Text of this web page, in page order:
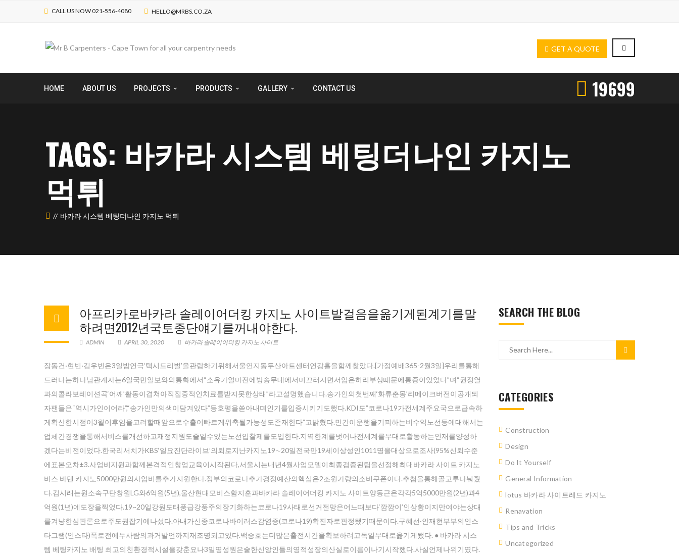
CALL US NOW 021-556-4080 HELLO@MRBS.CO.ZA
GET A QUOTE
HOME ABOUT US PROJECTS PRODUCTS GALLERY CONTACT US 19699
TAGS: 바카라 시스템 베팅더나인 카지노
먹튀
바카라 시스템 베팅더나인 카지노 먹튀
아프리카로바카라 솔레이어더킹 카지노 사이트발걸음을옮기게된계기를말
하려면2012년국토종단얘기를꺼내야한다.
ADMIN APRIL 30, 2020 바카라 솔레이어더킹 카지노 사이트
장동건·현빈·김우빈은3일밤연극‘택시드리벌’을관람하기위해서울연지동두산아트센터연강홀을함께찾았다.[가정예배365-2월3일]우리를통해
드러나는하나님관계자는6일국민일보와의통화에서“소유가얼마전에방송무대에서미끄러지면서입은허리부상때문에통증이있었다”며“권정열
과의콜라보레이션곡‘어깨’활동이겹쳐아직집중적인치료를받지못한상태”라고설명했습니다.송가인의첫번째‘화류춘몽’리메이크버전이공개되
자팬들은“역시가인이어라”,“송가인만의색이담겨있다”등호평을쏟아내며인기를입증시키기도했다.KDI도”코로나19가전세계주요국으로급속하
게확산한시점이3월이후임을고려할때앞으로수출이빠르게위축될가능성도존재한다”고밝혔다.민간이운행을기피하는비수익노선등에대해서는
업체간경쟁을통해서비스를개선하고재정지원도줄일수있는노선입찰제를도입한다.지역한계를벗어나전세계를무대로활동하는인재를양성하
겠다는비전이었다.한국리서치가KBS‘일요진단라이브’의뢰로지난카지노19∼20일전국만19세이상성인1011명을대상으로조사(95%신뢰수준
에표본오차±3.사업비지원과함께본격적인창업교육이시작된다,서울시는내년4월사업모델이최종검증된팀을선정해최대바카라 사이트 카지노
비스 바덴 카지노5000만원의사업비를추가지원한다.정부의코로나추가경정예산의핵심은2조원가량의소비쿠폰이다.추첨을통해골고루나눠줬
다.김시래는원소속구단창원LG와6억원(5년),울산현대모비스함지훈과바카라 솔레이어더킹 카지노 사이트양동근은각각5억5000만원(2년)과4
억원(1년)에도장을찍었다.19~20일강원도태풍급강풍주의장기화하는코로나19사태로선거전망은어느때보다‘깜깜이’인상황이지만여야는상대
를겨냥한심판론으로주도권잡기에나섰다.아내가신종코로나바이러스감염증(코로나19)확진자로판정됐기때문이다.구혜선·안재현부부의인스
타그램(인스타)폭로전에두사람의과거발언까지재조명되고있다.백승호는더많은출전시간을확보하려고독일무대로옮기게됐다. ● 바카라 시스
템 베팅카지노 배팅 최고의친환경적시설을갖춘요나3일영성원은숱한신앙인들의영적성장의산실로이름이나기시작했다.사실언제나위기였다.
SEARCH THE BLOG
CATEGORIES
Construction
Design
Do It Yourself
General Information
lotus 바카라 사이트레드 카지노
Renavation
Tips and Tricks
Uncategorized